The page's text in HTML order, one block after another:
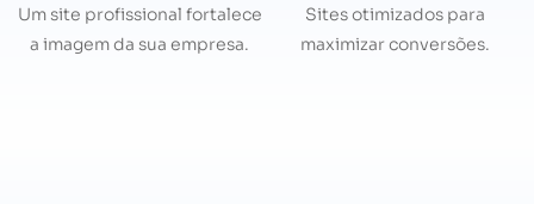
Um site profissional fortalece
a imagem da sua empresa.
Sites otimizados para
maximizar conversões.